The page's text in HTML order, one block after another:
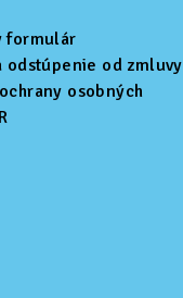
formulár
odstúpenie od zmluvy
osobných